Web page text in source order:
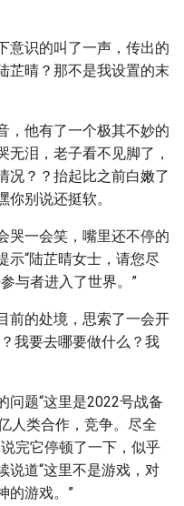
意识的叫了一声，传出的
芷晴？那不是我设置的末
，他有了一个极其不妙的
泪，老子看不见脚了，
况？？抬起比之前白嫩了
别说还挺软。
哭一会笑，嘴里还不停的
示“陆芷晴女士，请您尽
与者进入了世界。”
前的处境，思索了一会开
我要去哪要做什么？我
问题“这里是2022号战备
人类合作，竞争。尽全
完它停顿了一下，似乎
说道“这里不是游戏，对
的游戏。”